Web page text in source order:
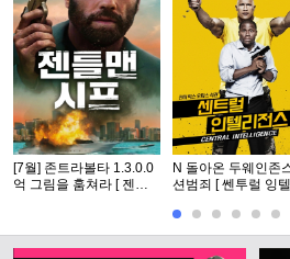
[7월] 존트라볼타 1.3.0.0
억 그림을 훔쳐라 [ 젠틀
N 돌아온 두웨인존
션범죄 [ 쎈투럴 잉
FHD5.1